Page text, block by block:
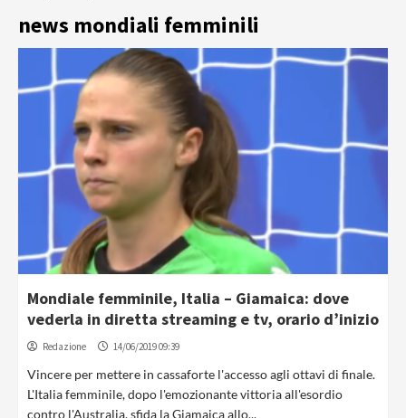
news mondiali femminili
Mondiale femminile, Italia – Giamaica: dove
vederla in diretta streaming e tv, orario d’inizio
Redazione 14/06/2019 09:39
Vincere per mettere in cassaforte l'accesso agli ottavi di finale.
L'Italia femminile, dopo l'emozionante vittoria all'esordio
contro l'Australia, sfida la Giamaica allo...